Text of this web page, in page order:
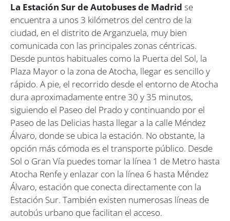
La Estación Sur de Autobuses de Madrid se
encuentra a unos 3 kilómetros del centro de la
ciudad, en el distrito de Arganzuela, muy bien
comunicada con las principales zonas céntricas.
Desde puntos habituales como la Puerta del Sol, la
Plaza Mayor o la zona de Atocha, llegar es sencillo y
rápido. A pie, el recorrido desde el entorno de Atocha
dura aproximadamente entre 30 y 35 minutos,
siguiendo el Paseo del Prado y continuando por el
Paseo de las Delicias hasta llegar a la calle Méndez
Álvaro, donde se ubica la estación. No obstante, la
opción más cómoda es el transporte público. Desde
Sol o Gran Vía puedes tomar la línea 1 de Metro hasta
Atocha Renfe y enlazar con la línea 6 hasta Méndez
Álvaro, estación que conecta directamente con la
Estación Sur. También existen numerosas líneas de
autobús urbano que facilitan el acceso.